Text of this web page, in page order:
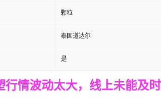
颗粒
泰国道达尔
是
情波动太大，线上未能及时